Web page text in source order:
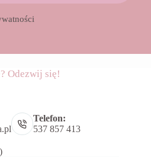
Odezwij się!
Telefon:
537 857 413